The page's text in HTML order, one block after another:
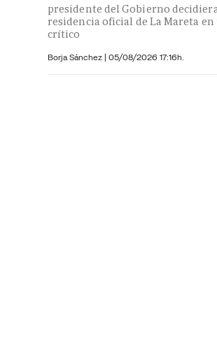
presidente del Gobierno
residencia oficial de La Mareta
crítico
Borja Sánchez | 05/08/2026 17:16h.